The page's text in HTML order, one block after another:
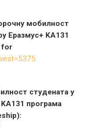
мобилност
Еразмус+ KA131
for
студената у
програма